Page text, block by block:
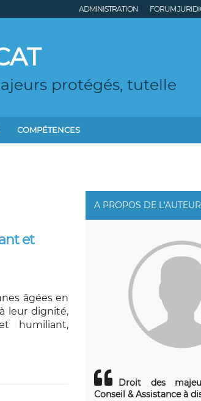
ADMINISTRATION FORUM
protégés, tutelle
COMPÉTENCES
et
âgées en
leur dignité,
humiliant,
A PROPOS DE L'AUTEUR
Droit des
Conseil & Assistance à